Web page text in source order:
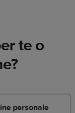
te o
personale